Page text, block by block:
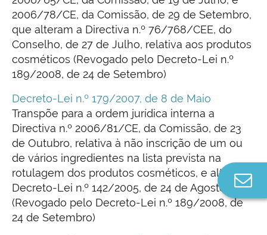
2006/78/CE, da Comissão, de 29 de Setembro,
que alteram a Directiva n.º 76/768/CEE, do
Conselho, de 27 de Julho, relativa aos produtos
cosméticos (Revogado pelo Decreto-Lei n.º
189/2008, de 24 de Setembro)
Decreto-Lei n.º 179/2007, de 8 de Maio
Transpõe para a ordem jurídica interna a
Directiva n.º 2006/81/CE, da Comissão, de 23
de Outubro, relativa à não inscrição de um ou
de vários ingredientes na lista prevista na
rotulagem dos produtos cosméticos, e altera o
Decreto-Lei n.º 142/2005, de 24 de Agosto
(Revogado pelo Decreto-Lei n.º 189/2008, de
24 de Setembro)